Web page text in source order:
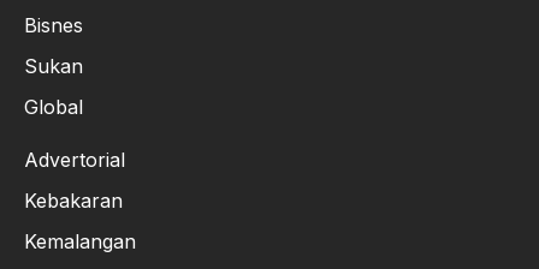
Bisnes
Sukan
Global
Advertorial
Kebakaran
Kemalangan